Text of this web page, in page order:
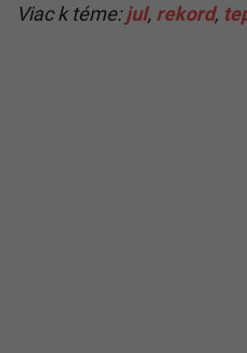
Viac k téme:jul, rekord,